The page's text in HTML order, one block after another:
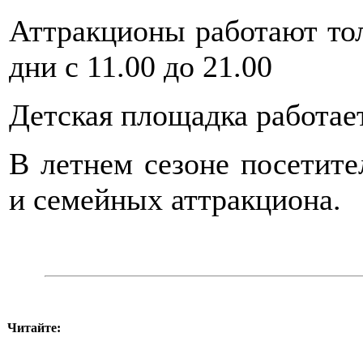
Аттракционы работают
дни с 11.00 до 21.00
Детская площадка
В летнем сезоне
и семейных аттракциона.
Читайте: